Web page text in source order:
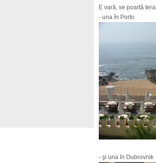
E vară, se poartă
- una în Porto
- şi una în Dubrovnik